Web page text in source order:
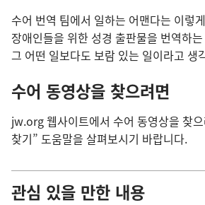
수어 번역 팀에서 일하는 어맨다는 이렇
장애인들을 위한 성경 출판물을 번역하
그 어떤 일보다도 보람 있는 일이라고 생
수어 동영상을 찾으려면
jw.org 웹사이트에서 수어 동영상을 찾
찾기” 도움말을 살펴보시기 바랍니다.
관심 있을 만한 내용